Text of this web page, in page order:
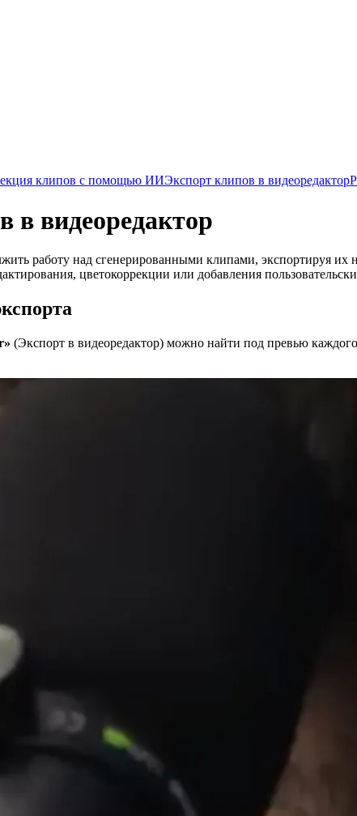
клипов с помощью ИИЭкспорт клипов в видеоредактор
в видеоредактор
работу над сгенерированными клипами, экспортируя
цветокоррекции или добавления
(Экспорт в видеоредактор) можно найти под превью